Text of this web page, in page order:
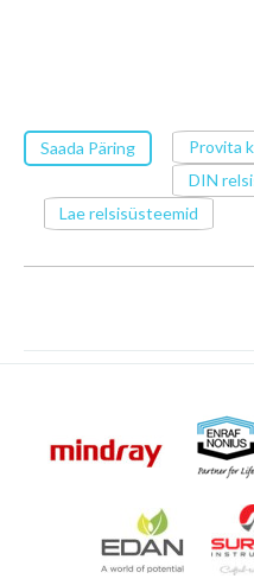
Saada Päring Provita
DIN
Lae relsisüsteemid